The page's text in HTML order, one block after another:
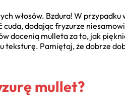
włosów. Bzdura! W
dodając fryzurze
docenią mulleta za to, jak
teksturę. Pamiętaj, że dobrze
mullet?